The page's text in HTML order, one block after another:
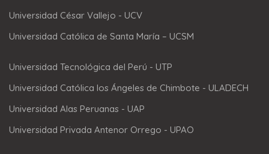
Universidad César Vallejo - UCV
Universidad Católica de Santa María – UCSM
Universidad Tecnológica del Perú - UTP
Universidad Católica los Ángeles de Chimbote - ULADECH
Universidad Alas Peruanas - UAP
Universidad Privada Antenor Orrego - UPAO